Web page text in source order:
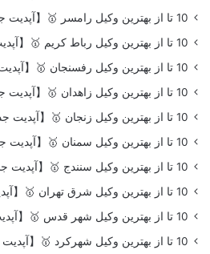
10 تا از بهترین وکیل رامسر 🥇【آپدیت جدید】
10 تا از بهترین وکیل رباط کریم 🥇【آپدیت جدید】
10 تا از بهترین وکیل رفسنجان 🥇【آپدیت جدید】
10 تا از بهترین وکیل زاهدان 🥇【آپدیت جدید】
10 تا از بهترین وکیل زنجان 🥇【آپدیت جدید】
10 تا از بهترین وکیل سمنان 🥇【آپدیت جدید】
10 تا از بهترین وکیل سنندج 🥇【آپدیت جدید】
10 تا از بهترین وکیل شرق تهران 🥇【آپدیت جدید】
10 تا از بهترین وکیل شهر قدس 🥇【آپدیت جدید】
10 تا از بهترین وکیل شهرکرد 🥇【آپدیت جدید】